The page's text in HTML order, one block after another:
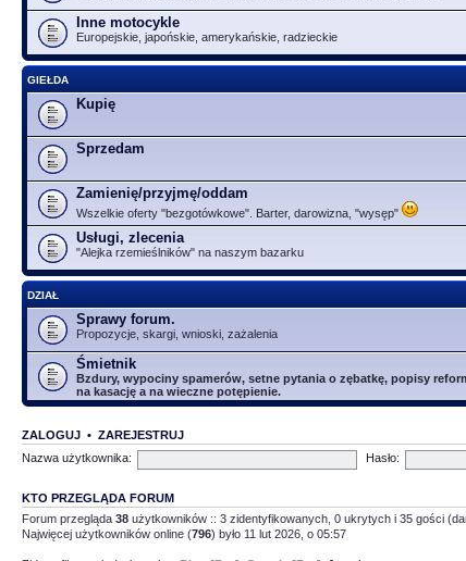
Inne motocykle
Europejskie, japońskie, amerykańskie, radzieckie
GIEŁDA
Kupię
Sprzedam
Zamienię/przyjmę/oddam
Wszelkie oferty "bezgotówkowe". Barter, darowizna, "wysęp"
Usługi, zlecenia
"Alejka rzemieślników" na naszym bazarku
DZIAŁ
Sprawy forum.
Propozycje, skargi, wnioski, zażalenia
Śmietnik
Bzdury, wypociny spamerów, setne pytania o zębatkę, popisy
na kasację a na wieczne potępienie.
ZALOGUJ • ZAREJESTRUJ
Nazwa użytkownika:
Hasło:
KTO PRZEGLĄDA FORUM
Forum przegląda 38 użytkowników :: 3 zidentyfikowanych, 0 ukrytych i 35 gości
Najwięcej użytkowników online (796) było 11 lut 2026, o 05:57